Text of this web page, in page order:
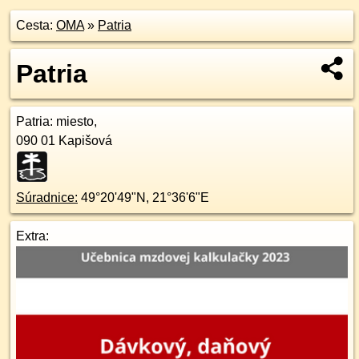
Cesta: OMA» Patria
Patria
Patria: miesto,
090 01 Kapišová
Súradnice: 49°20'49"N , 21°36'6"E
Extra: